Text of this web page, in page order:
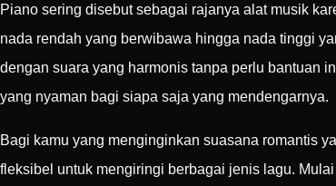
Piano sering disebut sebagai rajanya alat musik
nada rendah yang berwibawa hingga nada tinggi
dengan suara yang harmonis tanpa perlu bantuan
yang nyaman bagi siapa saja yang mendengarnya.
Bagi kamu yang menginginkan suasana romantis
fleksibel untuk mengiringi berbagai jenis lagu.